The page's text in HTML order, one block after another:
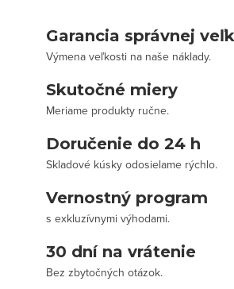
Garancia správnej
Výmena veľkosti na naše náklady.
Skutočné miery
Meriame produkty ručne.
Doručenie do 24 h
Skladové kúsky odosielame rýchlo.
Vernostný program
s exkluzívnymi výhodami.
30 dní na vrátenie
Bez zbytočných otázok.